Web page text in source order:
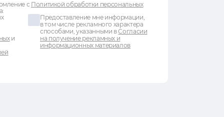
с Политикой обработки персональных
и
Предоставление мне информации,
в том числе рекламного характера
способами, указанными вСогласии
на получение рекламных и
информационных материалов